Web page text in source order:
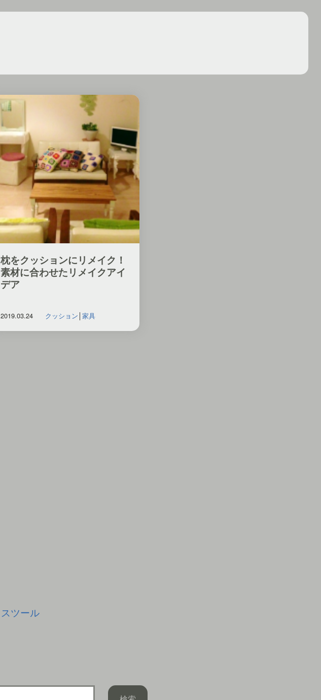
枕をクッションにリメイク！
素材に合わせたリメイクアイ
デア
2019.03.24 クッション 家具
スツール